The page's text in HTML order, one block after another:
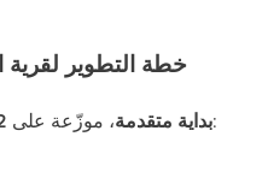
خطة التطوير
x2 بداية متقدمة، موزّعة على: